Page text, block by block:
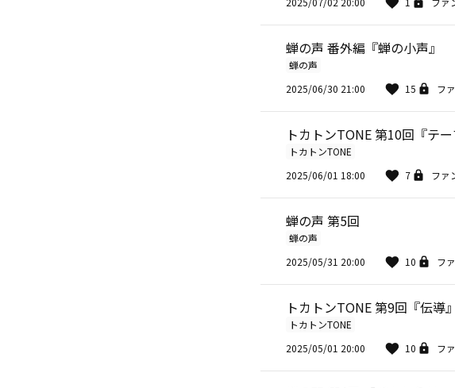
蝉の声 番外編『蝉の小声』
蝉の声
2025/06/30 21:00
15 フ
トカトンTONE 第10回『テー
トカトンTONE
2025/06/01 18:00
7 ファ
蝉の声 第5回
蝉の声
2025/05/31 20:00
10 フ
トカトンTONE 第9回『伝導』
トカトンTONE
2025/05/01 20:00
10 フ